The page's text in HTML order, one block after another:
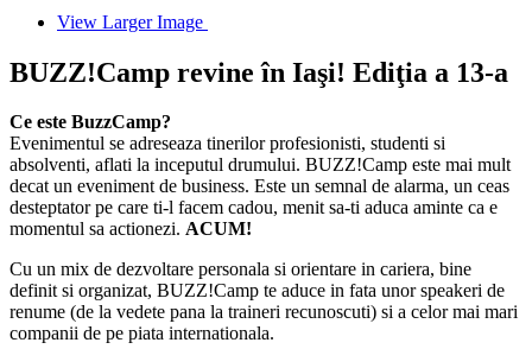
View Larger Image
BUZZ!Camp revine în Iaşi! Ediţia a 13-a
Ce este BuzzCamp?
Evenimentul se adreseaza tinerilor profesionisti, studenti si
absolventi, aflati la inceputul drumului. BUZZ!Camp este mai mult
decat un eveniment de business. Este un semnal de alarma, un ceas
desteptator pe care ti-l facem cadou, menit sa-ti aduca aminte ca e
momentul sa actionezi. ACUM!
Cu un mix de dezvoltare personala si orientare in cariera, bine
definit si organizat, BUZZ!Camp te aduce in fata unor speakeri de
renume (de la vedete pana la traineri recunoscuti) si a celor mai mari
companii de pe piata internationala.